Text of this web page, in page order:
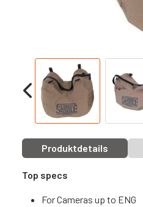
Produktdetails
Top specs
For Cameras up to ENG